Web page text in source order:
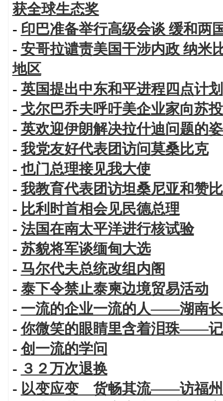
获全球生态奖
- 印巴准备举行高级会谈 缓和两
- 安哥拉谴责美国干涉内政 纳米
地区
- 英国提出中东和平进程四点计划
- 戈尔巴乔夫呼吁美企业家向苏
- 英欢迎伊朗解决拉什迪问题的
- 我党友好代表团访问莫桑比克
- 也门总理接见我大使
- 我教育代表团访坦桑尼亚和赞
- 比利时首相会见民德总理
- 法国在南太平洋进行核试验
- 苏貌将军谈缅甸大选
- 马尔代夫总统改组内阁
- 泰下令禁止泰柬边境贸易活动
- 一流的企业一流的人——湖南
-你微笑的眼睛里含着泪珠——
- 创一流的学问
- ３２万次退换
- 以变应变 货畅其流——访福州